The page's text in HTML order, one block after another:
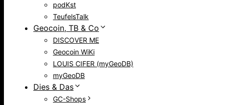
podKst
TeufelsTalk
Geocoin, TB & Co
DISCOVER ME
Geocoin WiKi
LOUIS CIFER (myGeoDB)
myGeoDB
Dies & Das
GC-Shops